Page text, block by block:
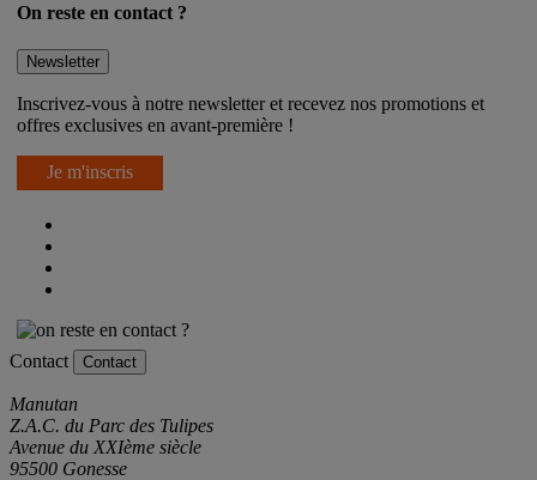
On reste en contact ?
Newsletter
Inscrivez-vous à notre newsletter et recevez nos promotions et
offres exclusives en avant-première !
Je m'inscris
Contact Contact
Manutan
Z.A.C. du Parc des Tulipes
Avenue du XXIème siècle
95500 Gonesse